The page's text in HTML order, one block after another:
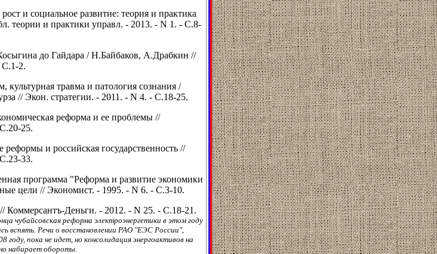
и социальное развитие: теория и практика
теории и практики управл. - 2013. - N 1. - С.8-
до Гайдара / Н.Байбаков, А.Драбкин //
С.1-2.
травма и патология сознания /
// Экон. стратегии. - 2011. - N 4. - С.18-25.
реформа и ее проблемы //
25.
и российская государственность //
33.
программа "Реформа и развитие экономики
цели // Экономист. - 1995. - N 6. - С.3-10.
Коммерсантъ-Деньги. - 2012. - N 25. - С.18-21.
чубайсовская реформа электроэнергетики в этом году
вспять. Речи о восстановлении РАО "ЕЭС России",
году, пока не идет, но консолидация энергоактивов на
набирает обороты.